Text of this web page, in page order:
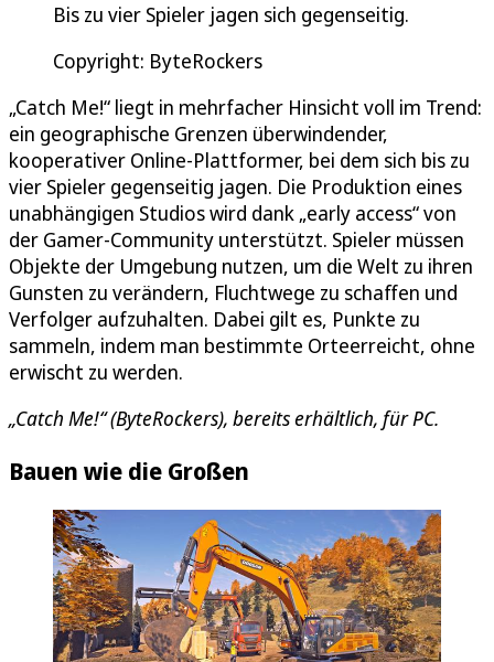
Bis zu vier Spieler jagen sich gegenseitig.
Copyright: ByteRockers
„Catch Me!“ liegt in mehrfacher Hinsicht voll im Trend:
ein geographische Grenzen überwindender,
kooperativer Online-Plattformer, bei dem sich bis zu
vier Spieler gegenseitig jagen. Die Produktion eines
unabhängigen Studios wird dank „early access“ von
der Gamer-Community unterstützt. Spieler müssen
Objekte der Umgebung nutzen, um die Welt zu ihren
Gunsten zu verändern, Fluchtwege zu schaffen und
Verfolger aufzuhalten. Dabei gilt es, Punkte zu
sammeln, indem man bestimmte Orteerreicht, ohne
erwischt zu werden.
„Catch Me!“ (ByteRockers), bereits erhältlich, für PC.
Bauen wie die Großen